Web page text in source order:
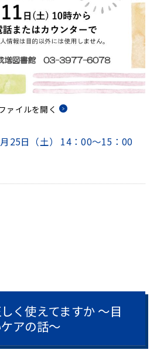
ァイルを開く
25日（土） 14：00～15：00
く使えてますか ～目
アの話～